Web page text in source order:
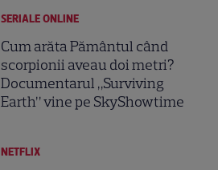
SERIALE ONLINE
Cum arăta Pământul când
scorpionii aveau doi metri?
Documentarul „Surviving
Earth” vine pe SkyShowtime
NETFLIX